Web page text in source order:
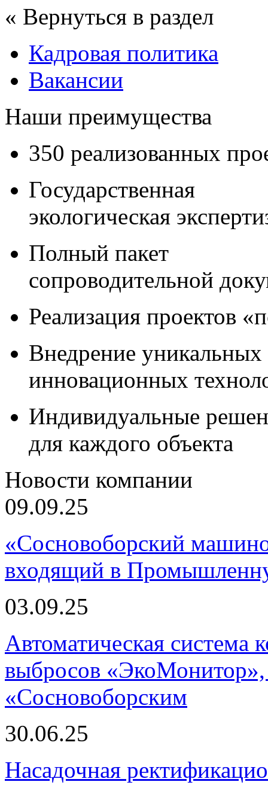
« Вернуться в раздел
Кадровая политика
Вакансии
Наши преимущества
350 реализованных
Государственная
экологическая
Полный пакет
сопроводительной
Реализация проектов
Внедрение уникальных
инновационных
Индивидуальные
для каждого объекта
Новости компании
09.09.25
«Сосновоборский
входящий в
03.09.25
Автоматическая
выбросов «ЭкоМонитор»,
«Сосновоборским
30.06.25
Насадочная